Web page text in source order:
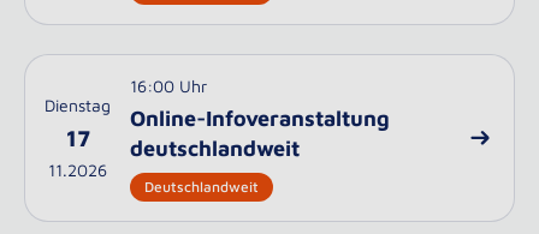
Dienstag
17
11.2026
16:00 Uhr
Online-Infoveranstaltung
deutschlandweit
Deutschlandweit